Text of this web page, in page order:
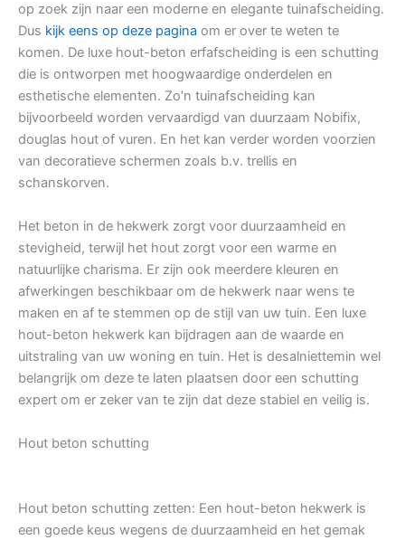
op zoek zijn naar een moderne en elegante tuinafscheiding.
Dus kijk eens op deze pagina om er over te weten te
komen. De luxe hout-beton erfafscheiding is een schutting
die is ontworpen met hoogwaardige onderdelen en
esthetische elementen. Zo’n tuinafscheiding kan
bijvoorbeeld worden vervaardigd van duurzaam Nobifix,
douglas hout of vuren. En het kan verder worden voorzien
van decoratieve schermen zoals b.v. trellis en
schanskorven.
Het beton in de hekwerk zorgt voor duurzaamheid en
stevigheid, terwijl het hout zorgt voor een warme en
natuurlijke charisma. Er zijn ook meerdere kleuren en
afwerkingen beschikbaar om de hekwerk naar wens te
maken en af te stemmen op de stijl van uw tuin. Een luxe
hout-beton hekwerk kan bijdragen aan de waarde en
uitstraling van uw woning en tuin. Het is desalniettemin wel
belangrijk om deze te laten plaatsen door een schutting
expert om er zeker van te zijn dat deze stabiel en veilig is.
Hout beton schutting
Hout beton schutting zetten: Een hout-beton hekwerk is
een goede keus wegens de duurzaamheid en het gemak